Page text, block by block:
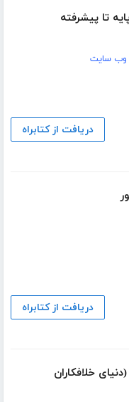
تا پیشرفته
وب سایت
دریافت از کتابراه
دریافت از کتابراه
خلافکاران